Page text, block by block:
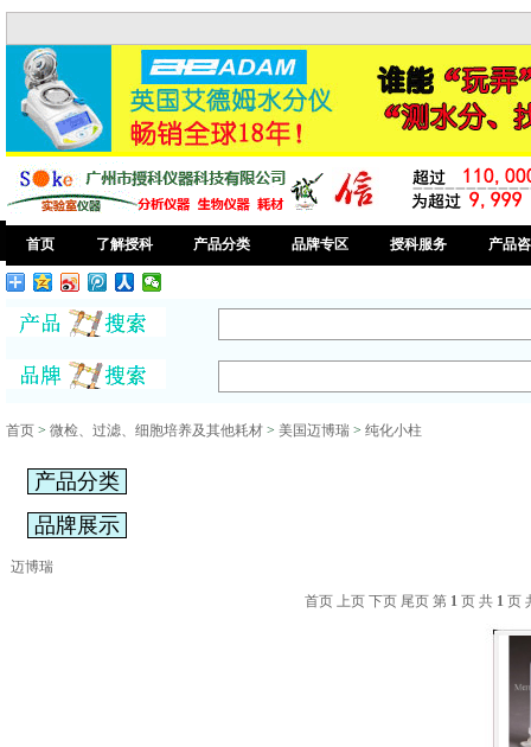
首页 了解授科 产品分类 品牌专区 授科服务 产品
首页> 微检、过滤、细胞培养及其他耗材> 美国迈博瑞> 纯化小柱
产品分类
品牌展示
迈博瑞
首页 上页 下页 尾页 第 1 页 共 1 页